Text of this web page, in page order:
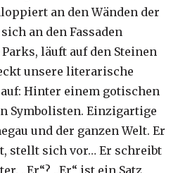
an den Wänden der
an den Fassaden
läuft auf den Steinen
unsere literarische
Hinter einem gotischen
Symbolisten. Einzigartige
und der ganzen Welt. Er
stellt sich vor… Er schreibt
„Er“? „Er“ ist ein Satz,